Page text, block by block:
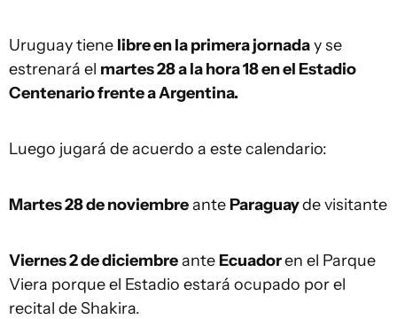
Uruguay tiene libre en la primera jornaday se
estrenará el martes 28 a la hora 18 en el Estadio
Centenario frente a Argentina.
Luego jugará de acuerdo a este calendario:
Martes 28 de noviembreante Paraguayde visitante
Viernes 2 de diciembreante Ecuadoren el Parque
Viera porque el Estadio estará ocupado por el
recital de Shakira.